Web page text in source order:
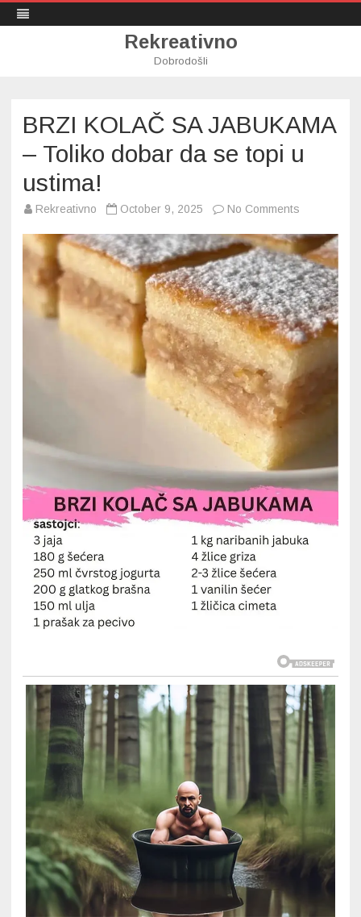
Rekreativno
Dobrodošli
BRZI KOLAČ SA JABUKAMA
– Toliko dobar da se topi u
ustima!
Rekreativno October 9, 2025 No Comments
SA
JABUKAMA
–
Toliko
dobar
da
se
topi
u
ustima!